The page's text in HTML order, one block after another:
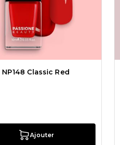
Classic Red
Ajouter